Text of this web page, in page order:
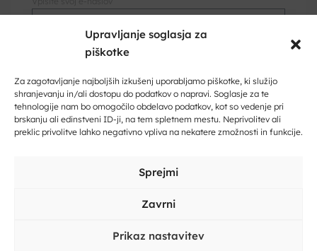
Upravljanje soglasja za
piškotke
Za zagotavljanje najboljših izkušenj uporabljamo piškotke, ki služijo
shranjevanju in/ali dostopu do podatkov o napravi. Soglasje za te
tehnologije nam bo omogočilo obdelavo podatkov, kot so vedenje pri
brskanju ali edinstveni ID-ji, na tem spletnem mestu. Neprivolitev ali
preklic privolitve lahko negativno vpliva na nekatere zmožnosti in funkcije.
Sprejmi
Zavrni
Prikaz nastavitev
Dobrodošli na Dolenjskem!
Vpišite svoj e-naslov